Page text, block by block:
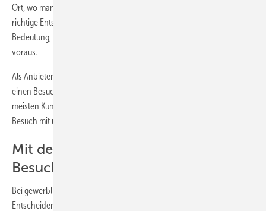
Ort, wo man im Zusammenhang der vorhandenen Möglichkeiten die
richtige Entscheidung trifft. Die Vor-Ort-Besprechung gewinnt an
Bedeutung, setzt aber auch eine innere Bereitschaft auf beiden Seiten
voraus.
Als Anbieter können Sie das Angebot senden und wenige Tage darauf
einen Besuchstermin vorschlagen. Eine andere Möglichkeit, die den
meisten Kunden weniger zusagt: Sie bringen das Angebot beim
Besuch mit und besprechen es gleich.
Mit der Methode ANGST zu
Besuchsterminen
Bei gewerblichen Kunden ist der beste Gesprächspartner der
Entscheidende und nicht irgendeine Drittperson. Am Telefon einen